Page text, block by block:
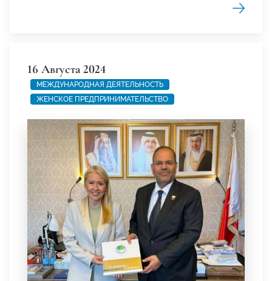
16 Августа 2024
МЕЖДУНАРОДНАЯ ДЕЯТЕЛЬНОСТЬ
ЖЕНСКОЕ ПРЕДПРИНИМАТЕЛЬСТВО